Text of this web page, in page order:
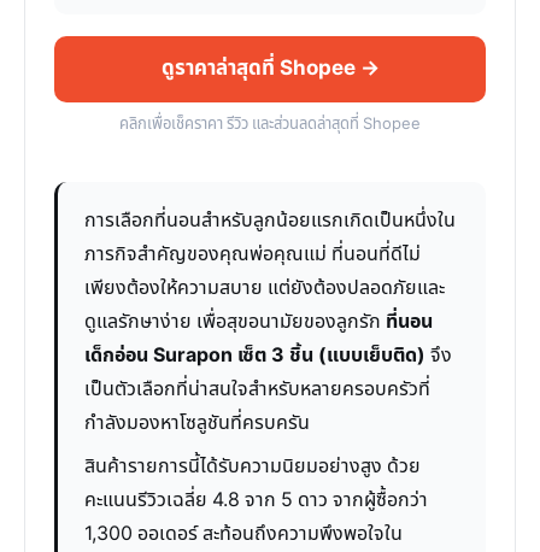
ดูราคาล่าสุดที่ Shopee →
คลิกเพื่อเช็คราคา รีวิว และส่วนลดล่าสุดที่ Shopee
การเลือกที่นอนสำหรับลูกน้อยแรกเกิดเป็นหนึ่งใน
ภารกิจสำคัญของคุณพ่อคุณแม่ ที่นอนที่ดีไม่
เพียงต้องให้ความสบาย แต่ยังต้องปลอดภัยและ
ดูแลรักษาง่าย เพื่อสุขอนามัยของลูกรัก ที่นอน
เด็กอ่อน Surapon เซ็ต 3 ชิ้น (แบบเย็บติด) จึง
เป็นตัวเลือกที่น่าสนใจสำหรับหลายครอบครัวที่
กำลังมองหาโซลูชันที่ครบครัน
สินค้ารายการนี้ได้รับความนิยมอย่างสูง ด้วย
คะแนนรีวิวเฉลี่ย 4.8 จาก 5 ดาว จากผู้ซื้อกว่า
1,300 ออเดอร์ สะท้อนถึงความพึงพอใจใน